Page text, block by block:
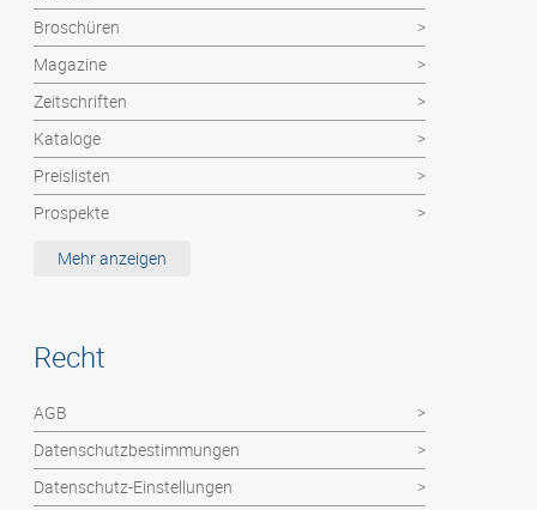
Broschüren
Magazine
Zeitschriften
Kataloge
Preislisten
Prospekte
Etiketten / MemoStick®
Kalender
Flyer / Poster / Einzelblätter
Faltblätter
Mehr anzeigen
Recht
AGB
Datenschutzbestimmungen
Datenschutz-Einstellungen